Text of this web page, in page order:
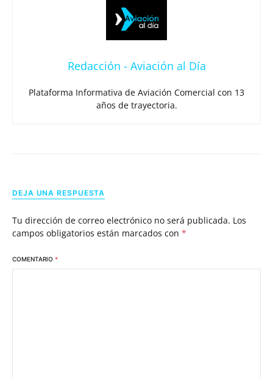
Redacción - Aviación al Día
Plataforma Informativa de Aviación Comercial con 13
años de trayectoria.
DEJA UNA RESPUESTA
Tu dirección de correo electrónico no será publicada. Los
campos obligatorios están marcados con *
COMENTARIO *